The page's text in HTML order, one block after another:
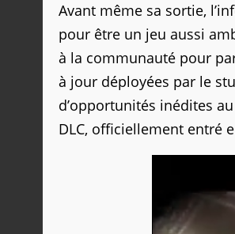
Avant même sa sortie,
pour être un jeu aussi
à la communauté pour
à jour déployées par le
d’opportunités inédites
DLC, officiellement entré